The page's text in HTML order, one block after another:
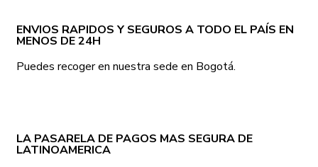
ENVIOS RAPIDOS Y SEGUROS A TODO EL PAÍS EN
MENOS DE 24H
Puedes recoger en nuestra sede en Bogotá.
LA PASARELA DE PAGOS MAS SEGURA DE
LATINOAMERICA